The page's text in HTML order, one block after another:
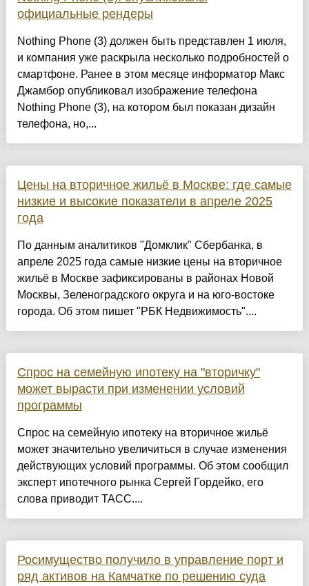
официальные рендеры
Nothing Phone (3) должен быть представлен 1 июля,
и компания уже раскрыла несколько подробностей о
смартфоне. Ранее в этом месяце информатор Макс
Джамбор опубликовал изображение телефона
Nothing Phone (3), на котором был показан дизайн
телефона, но,...
Цены на вторичное жильё в Москве: где самые
низкие и высокие показатели в апреле 2025
года
По данным аналитиков "Домклик" Сбербанка, в
апреле 2025 года самые низкие цены на вторичное
жильё в Москве зафиксированы в районах Новой
Москвы, Зеленоградского округа и на юго-востоке
города. Об этом пишет "РБК Недвижимость"....
Спрос на семейную ипотеку на "вторичку"
может вырасти при изменении условий
программы
Спрос на семейную ипотеку на вторичное жильё
может значительно увеличиться в случае изменения
действующих условий программы. Об этом сообщил
эксперт ипотечного рынка Сергей Гордейко, его
слова приводит ТАСС....
Росимущество получило в управление порт и
ряд активов на Камчатке по решению суда